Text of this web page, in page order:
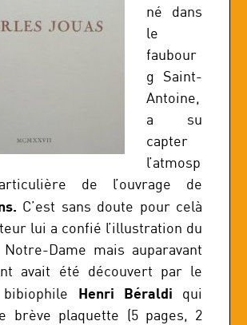
né dans
le
faubour
g Saint-
Antoine,
a su
capter
l’atmosp
de l’ouvrage de
C’est sans doute pour celà
lui a confié l’illustration du
Dame mais auparavant
avait été découvert par le
Henri Béraldi qui
brève plaquette (5 pages, 2